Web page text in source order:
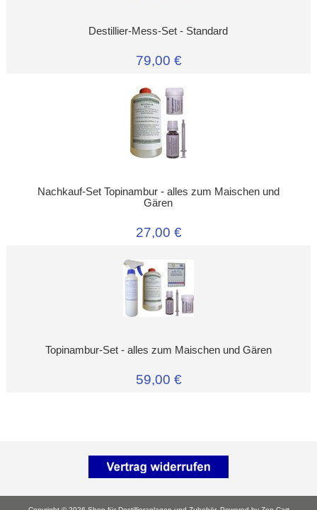
Destillier-Mess-Set - Standard
79,00 €
Nachkauf-Set Topinambur - alles zum Maischen und
Gären
27,00 €
Topinambur-Set - alles zum Maischen und Gären
59,00 €